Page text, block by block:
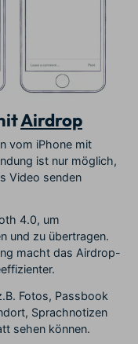
Airdrop
vom iPhone mit
ist nur möglich,
Video senden
4.0, um
und zu übertragen.
macht das Airdrop-
Fotos, Passbook
Sprachnotizen
sehen können.